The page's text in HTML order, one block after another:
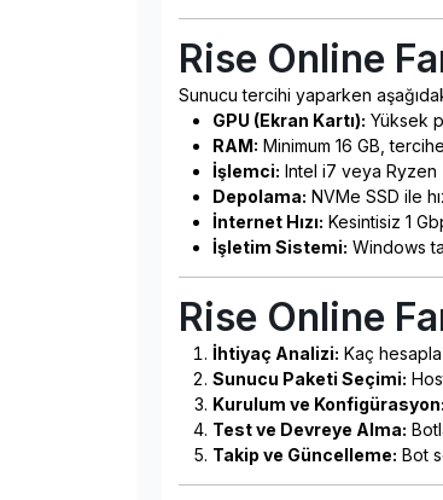
Rise Online
Sunucu tercihi yaparken
GPU (Ekran Kartı): Yüksek
RAM: Minimum 16 GB,
İşlemci: Intel i7 veya Ryzen
Depolama: NVMe SSD ile
İnternet Hızı: Kesintisiz 1
İşletim Sistemi: Windows
Rise Online
İhtiyaç Analizi: Kaç hesapla
Sunucu Paketi Seçimi:
Kurulum ve Konfigürasyon:
Test ve Devreye Alma:
Takip ve Güncelleme: Bot